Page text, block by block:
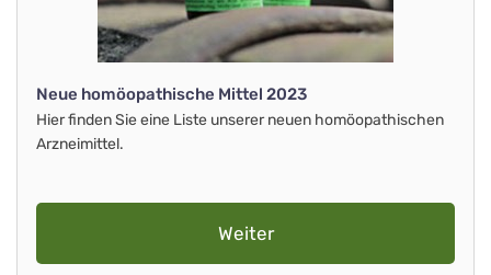
Neue homöopathische Mittel 2023
Hier finden Sie eine Liste unserer neuen homöopathischen
Arzneimittel.
Weiter